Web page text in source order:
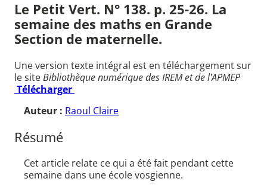
Le Petit Vert. N° 138. p. 25-26. La
semaine des maths en Grande
Section de maternelle.
Une version texte intégral est en téléchargement sur
le siteBibliothèque numérique des IREM et de l'APMEP
Télécharger
Auteur : Raoul Claire
Résumé
Cet article relate ce qui a été fait pendant cette
semaine dans une école vosgienne.